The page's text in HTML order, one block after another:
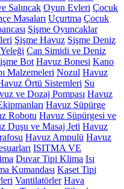
Salıncak Oyun Evleri Çocuk
Masaları Uçurtma Çocuk
Şişme Oyuncaklar
Şişme Havuz Şişme Deniz
Can Simidi ve Deniz
Bot Havuz Bonesi Kano
Malzemeleri Nozul Havuz
Örtü Sistemleri Su
ve Dozaj Pompası Havuz
Havuz Süpürge
Robotu Havuz Süpürgesi ve
Duşu ve Masaj Jeti Havuz
Havuz Ampulü Havuz
ISITMA VE
Duvar Tipi Klima Isı
Kumandası Kaset Tipi
Vantilatörler Hava